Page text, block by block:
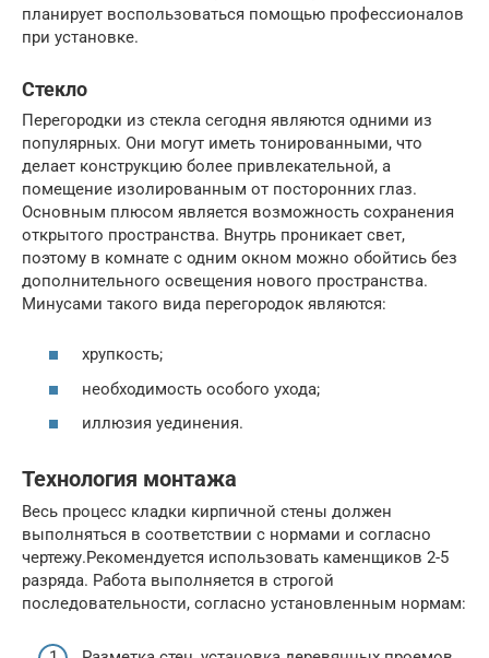
планирует воспользоваться помощью профессионалов
при установке.
Стекло
Перегородки из стекла сегодня являются одними из
популярных. Они могут иметь тонированными, что
делает конструкцию более привлекательной, а
помещение изолированным от посторонних глаз.
Основным плюсом является возможность сохранения
открытого пространства. Внутрь проникает свет,
поэтому в комнате с одним окном можно обойтись без
дополнительного освещения нового пространства.
Минусами такого вида перегородок являются:
хрупкость;
необходимость особого ухода;
иллюзия уединения.
Технология монтажа
Весь процесс кладки кирпичной стены должен
выполняться в соответствии с нормами и согласно
чертежу.Рекомендуется использовать каменщиков 2-5
разряда. Работа выполняется в строгой
последовательности, согласно установленным нормам: